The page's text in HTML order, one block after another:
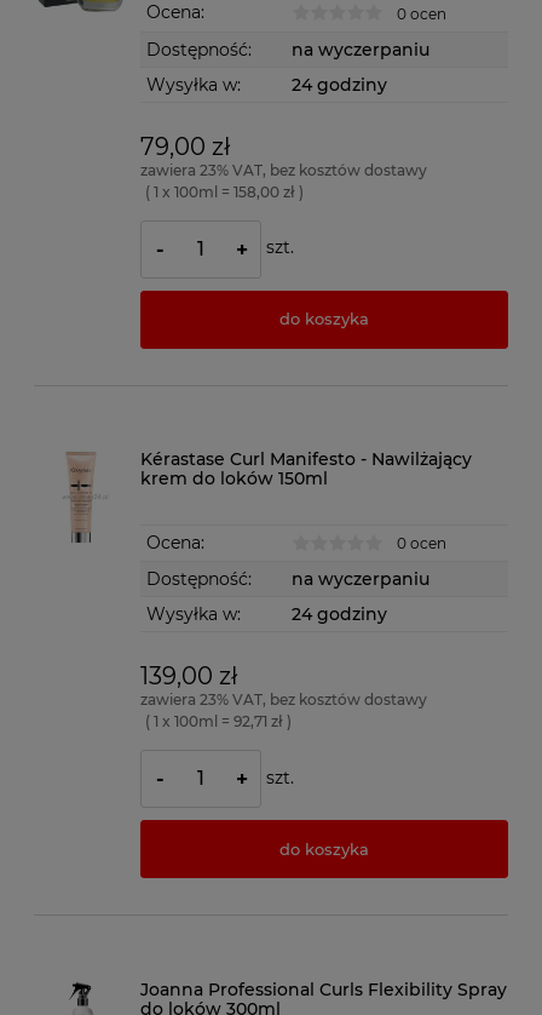
Ocena: 0 ocen
Dostępność:
na wyczerpaniu
Wysyłka w:
24 godziny
79,00 zł
zawiera 23% VAT, bez kosztów dostawy
( 1 x 100ml = 158,00 zł )
- + szt.
do koszyka
Kérastase Curl Manifesto - Nawilżający
krem do loków 150ml
Ocena: 0 ocen
Dostępność:
na wyczerpaniu
Wysyłka w:
24 godziny
139,00 zł
zawiera 23% VAT, bez kosztów dostawy
( 1 x 100ml = 92,71 zł )
- + szt.
do koszyka
Joanna Professional Curls Flexibility Spray
do loków 300ml